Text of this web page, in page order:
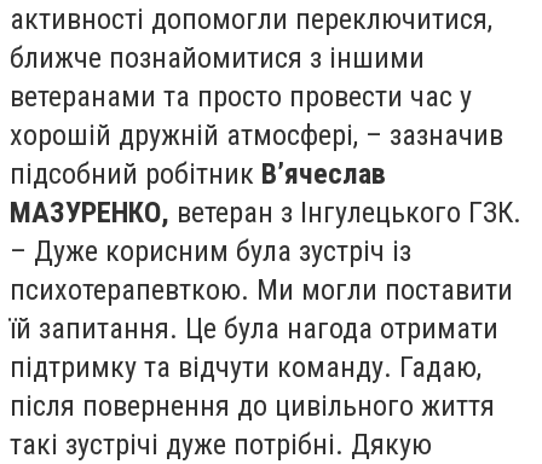
активності допомогли переключитися,
ближче познайомитися з іншими
ветеранами та просто провести час у
хорошій дружній атмосфері, – зазначив
підсобний робітник В’ячеслав
МАЗУРЕНКО, ветеран з Інгулецького ГЗК.
– Дуже корисним була зустріч із
психотерапевткою. Ми могли поставити
їй запитання. Це була нагода отримати
підтримку та відчути команду. Гадаю,
після повернення до цивільного життя
такі зустрічі дуже потрібні. Дякую